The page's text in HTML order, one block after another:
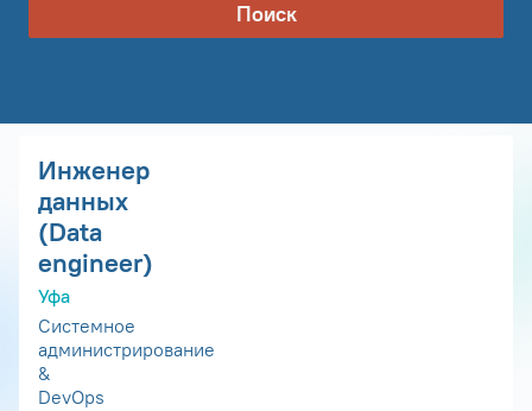
Поиск
Инженер
данных
(Data
engineer)
Уфа
Системное
администрирование
&
DevOps